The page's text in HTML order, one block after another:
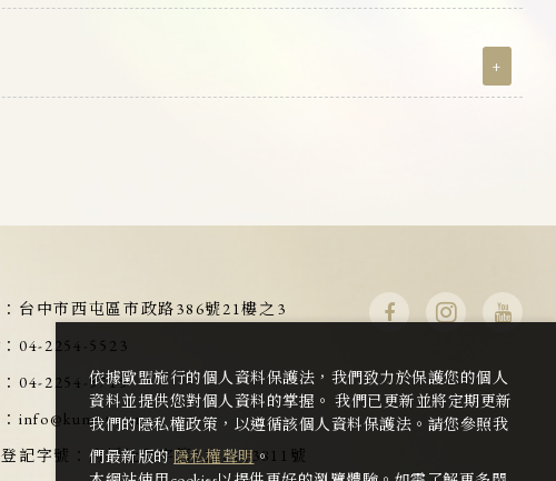
+
台中市西屯區市政路386號21樓之3
04-2254-5523
04-2254-5715
info@kumota.org
記字號： 府授社助字第1100143811號
依據歐盟施行的個人資料保護法，我們致力於保護您的個人
資料並提供您對個人資料的掌握。 我們已更新並將定期更新
我們的隱私權政策，以遵循該個人資料保護法。請您參照我
們最新版的隱私權聲明。